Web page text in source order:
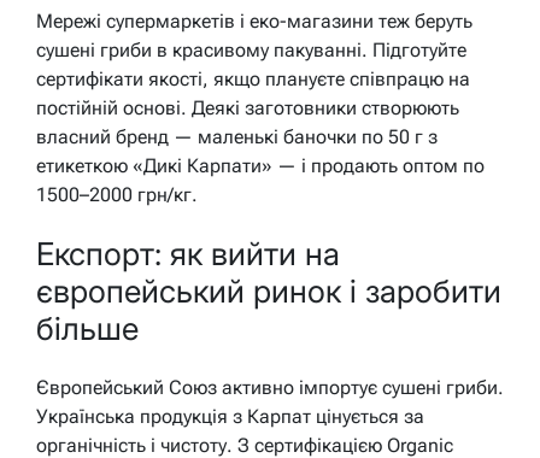
Мережі супермаркетів і еко-магазини теж беруть
сушені гриби в красивому пакуванні. Підготуйте
сертифікати якості, якщо плануєте співпрацю на
постійній основі. Деякі заготовники створюють
власний бренд — маленькі баночки по 50 г з
етикеткою «Дикі Карпати» — і продають оптом по
1500–2000 грн/кг.
Експорт: як вийти на
європейський ринок і заробити
більше
Європейський Союз активно імпортує сушені гриби.
Українська продукція з Карпат цінується за
органічність і чистоту. З сертифікацією Organic